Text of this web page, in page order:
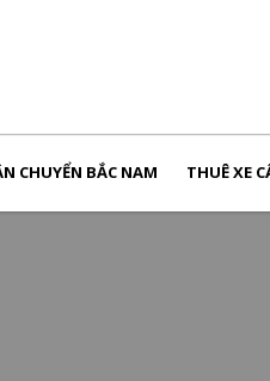
CHUYỂN BẮC NAM THUÊ XE